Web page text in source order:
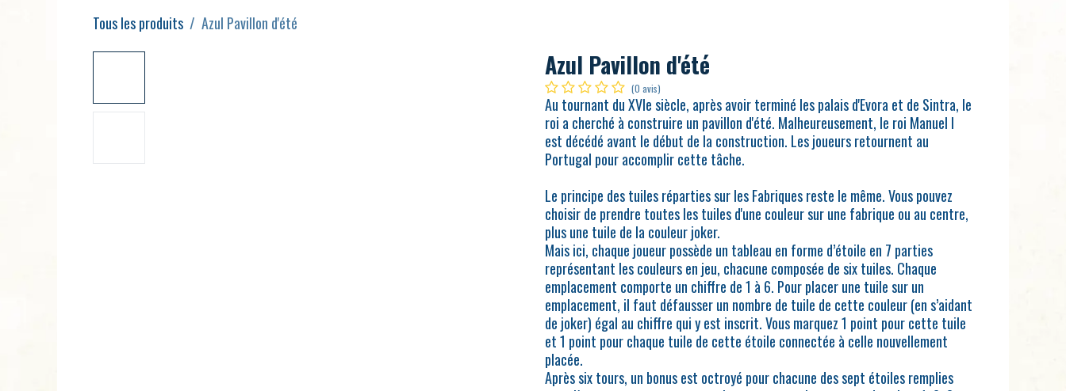
Tous les produits Azul Pavillon d'été
Azul Pavillon d'été
(0 avis)
Au tournant du XVIe siècle, après avoir terminé les palais d'Evora et de Sintra, le
roi a cherché à construire un pavillon d'été. Malheureusement, le roi Manuel I
est décédé avant le début de la construction. Les joueurs retournent au
Portugal pour accomplir cette tâche.
Le principe des tuiles réparties sur les Fabriques reste le même. Vous pouvez
choisir de prendre toutes les tuiles d'une couleur sur une fabrique ou au centre,
plus une tuile de la couleur joker.
Mais ici, chaque joueur possède un tableau en forme d’étoile en 7 parties
représentant les couleurs en jeu, chacune composée de six tuiles. Chaque
emplacement comporte un chiffre de 1 à 6. Pour placer une tuile sur un
emplacement, il faut défausser un nombre de tuile de cette couleur (en s’aidant
de joker) égal au chiffre qui y est inscrit. Vous marquez 1 point pour cette tuile
et 1 point pour chaque tuile de cette étoile connectée à celle nouvellement
placée.
Après six tours, un bonus est octroyé pour chacune des sept étoiles remplies